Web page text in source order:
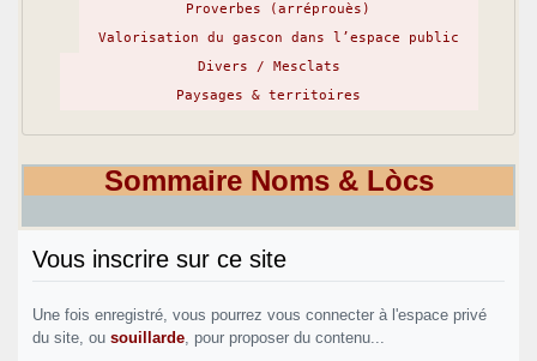
Proverbes (arréprouès)
Valorisation du gascon dans l’espace public
Divers / Mesclats
Paysages & territoires
Sommaire Noms & Lòcs
Vous inscrire sur ce site
Une fois enregistré, vous pourrez vous connecter à l'espace privé
du site, ou souillarde , pour proposer du contenu...